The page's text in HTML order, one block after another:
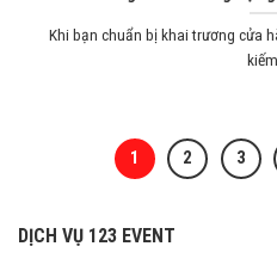
Khi bạn chuẩn bị khai trương cửa
1 2 3
DỊCH VỤ 123 EVENT